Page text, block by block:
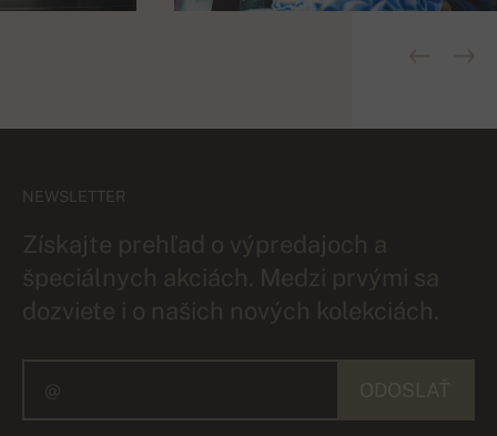
NEWSLETTER
Získajte prehľad o výpredajoch a
špeciálnych akciách. Medzi prvými sa
dozviete i o našich nových kolekciách.